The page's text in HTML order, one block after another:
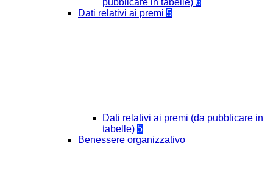
pubblicare in tabelle) 6
Dati relativi ai premi 5
Dati relativi ai premi (da pubblicare in
tabelle) 5
Benessere organizzativo